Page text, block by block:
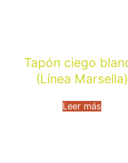
Tapón ciego
(Línea Marsella)
Leer más